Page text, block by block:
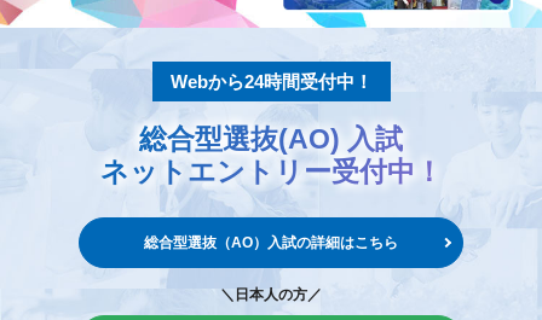
Webから24時間受付中！
総合型選抜(AO) 入試
ネットエントリー受付中！
総合型選抜（AO）入試の詳細はこちら
＼日本人の方／